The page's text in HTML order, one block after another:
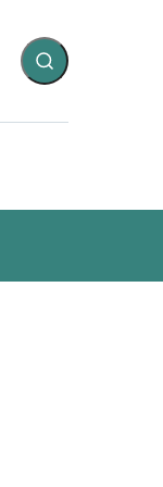
Fold søgefelt ud